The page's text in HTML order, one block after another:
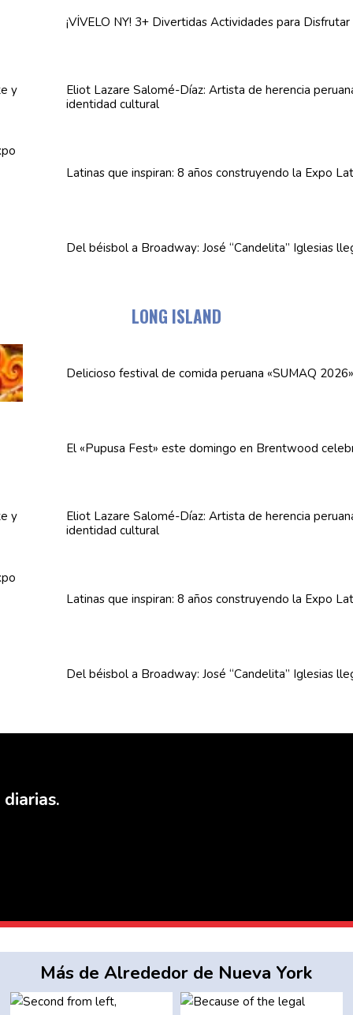
¡VÍVELO NY! 3+ DivertidasActividades para Disfrutar
Eliot LazareSalomé-Díaz: Artista de herencia
identidad cultural
Latinas que inspiran: 8 añosconstruyendo la Expo
Del béisbol a Broadway: José“Candelita” Iglesias
LONG ISLAND
Delicioso festival de comida peruana «SUMAQ
El «Pupusa Fest» este domingo en Brentwood
Eliot LazareSalomé-Díaz: Artista de herencia
identidad cultural
Latinas que inspiran: 8 añosconstruyendo la Expo
Del béisbol a Broadway: José“Candelita” Iglesias
Más de Alrededor de Nueva York